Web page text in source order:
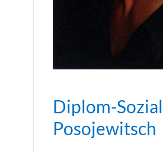
Diplom-
Posojewitsch